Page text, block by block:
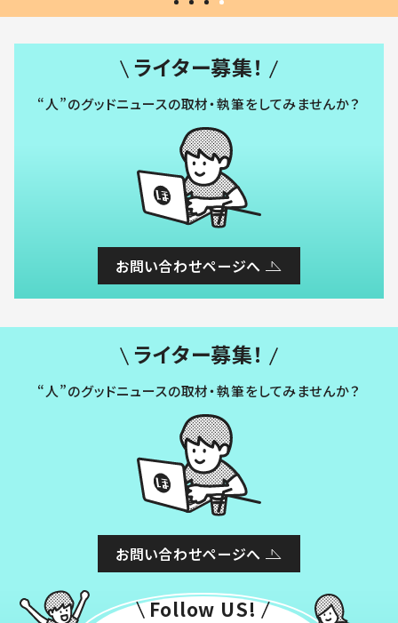
ライター募集！
“人”のグッドニュースの取材・執筆をしてみませんか？
お問い合わせページへ
ライター募集！
“人”のグッドニュースの取材・執筆をしてみませんか？
お問い合わせページへ
Follow US!